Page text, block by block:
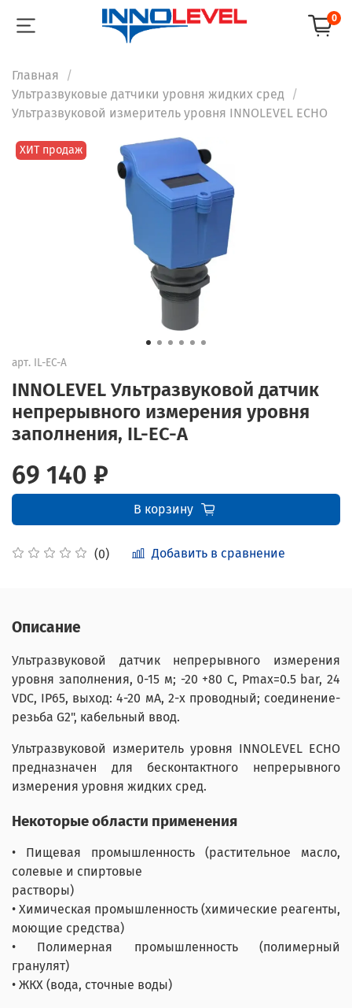
0
Главная
Ультразвуковые датчики уровня жидких сред
Ультразвуковой измеритель уровня INNOLEVEL ECHO
ХИТ продаж
арт. IL-EC-A
INNOLEVEL Ультразвуковой датчик
непрерывного измерения уровня
заполнения, IL-EC-A
(0) Добавить в сравнение
69 140 ₽
В корзину
Описание
Ультразвуковой датчик непрерывного измерения
уровня заполнения, 0-15 м; -20 +80 С, Рmax=0.5 bar, 24
VDC, IP65, выход: 4-20 мА, 2-х проводный; соединение-
резьба G2", кабельный ввод.
Ультразвуковой измеритель уровня INNOLEVEL ECHO
предназначен для бесконтактного непрерывного
измерения уровня жидких сред.
Некоторыеобласти применения
• Пищевая промышленность (растительное масло,
солевые и спиртовые
растворы)
• Химическая промышленность (химические реагенты,
моющие средства)
• Полимерная промышленность (полимерный
гранулят)
• ЖКХ (вода, сточные воды)